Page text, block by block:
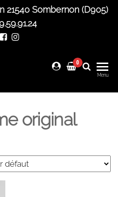
21540 Sombernon (D905)
Arteliers
0
Menu
original